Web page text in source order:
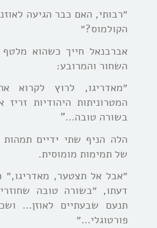
״רבותי, האם כבר הגיעה
הקולמוס?״
אברבנאל חייך כשהוא מלטף
השחור והמרובע:
״מאדריגו, לרוץ לקרוא
המטרוניתות היהודיות
בשורה טובה…”
הלה הניף שתי ידיים תמהות
של תמימות מומוסית.
״אבל אל תצטער, מאדריגו,״
דעתו, ״בשורה טובה
תנעם שבעתיים לאוזן…
פורטוגלי…״